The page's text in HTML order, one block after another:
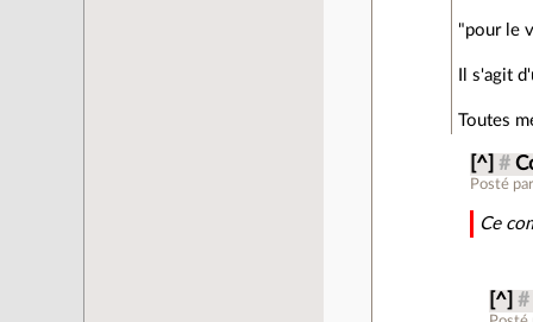
"pour le
Il s'agit
Toutes
[^] #
Posté
Ce
[^] #